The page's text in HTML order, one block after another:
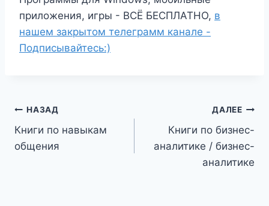
приложения, игры - ВСЁ БЕСПЛАТНО, в
нашем закрытом телеграмм канале -
Подписывайтесь:)
Навигация
по
НАЗАД
Книги по навыкам
общения
ДАЛЕЕ
Книги по бизнес-
аналитике / бизнес-
аналитике